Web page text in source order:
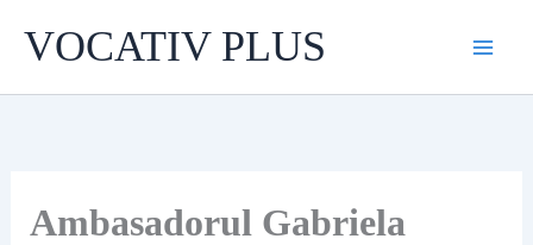
VOCATIV PLUS
Ambasadorul Gabriela